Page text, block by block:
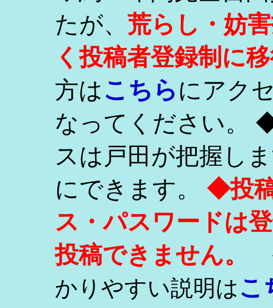
たが、 荒らし・妨
く投稿者登録制に
方はこちらにアク
なってください。
スは戸田が把握し
にできます。 ◆投
ス・パスワードは
投稿できません。
かりやすい説明はこ